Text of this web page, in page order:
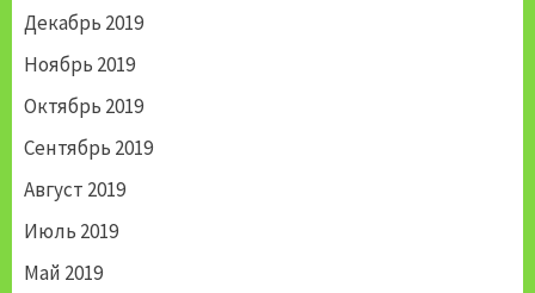
Декабрь 2019
Ноябрь 2019
Октябрь 2019
Сентябрь 2019
Август 2019
Июль 2019
Май 2019